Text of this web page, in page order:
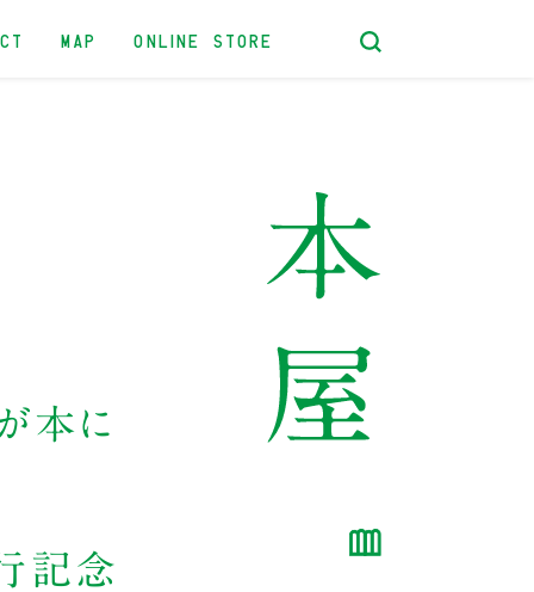
MAP ONLINE STORE
本に
記念